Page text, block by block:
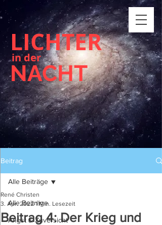
LICHTER
in der
NACHT
Beitrag
Alle Beiträge
Angst & Zuversicht
Alle Beiträge
Beitrag 4: Der Krieg und
René Christen
3. Apr. 2022 1 Min. Lesezeit